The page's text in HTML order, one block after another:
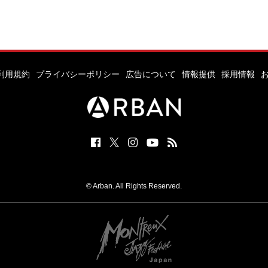
用規約 プライバシーポリシー 広告について 情報提供 採用情報
© Arban. All Rights Reserved.